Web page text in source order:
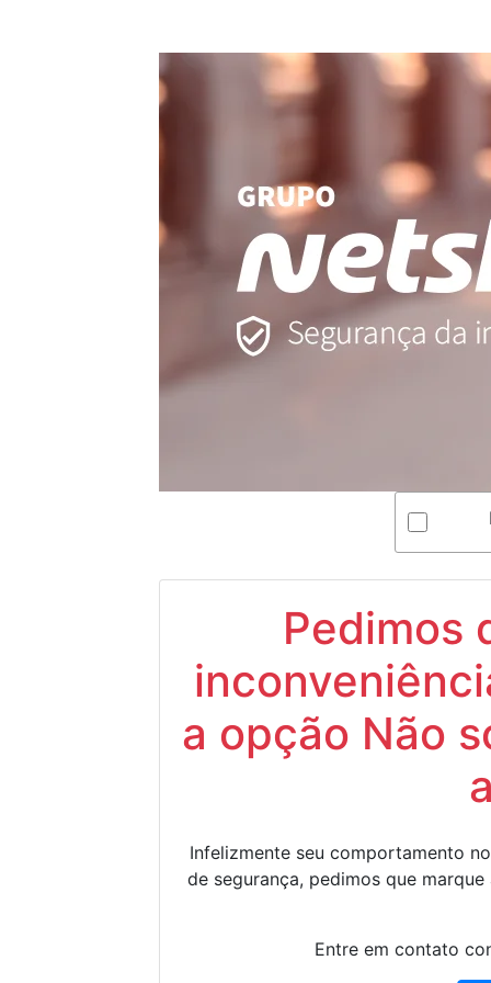
Pedimos
a opção Não
Infelizmente seu comportamento
de segurança, pedimos que
Entre em contato